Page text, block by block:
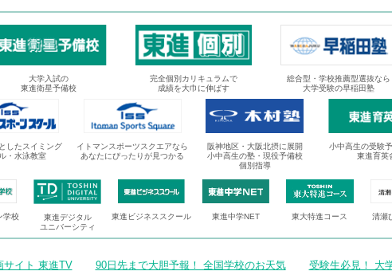
大学入試の
東進衛星予備校
完全個別カリキュラムで
成績を大巾に伸ばす
総合型・学校推薦型選抜なら
大学受験の早稲田塾
したスイミング
・水泳教室
イトマンスポーツスクエアなら
あなたにぴったりが見つかる
阪神地区・大阪北摂に展開
小中高生の塾・現役予備校
個別指導
小中高生の受験
東進育英
学校
東進デジタル
ユニバーシティ
東進ビジネススクール 東進中学NET 東大特進コース 清瀬
サイト 東進TV 90日先まで大胆予報！ 全国学校のお天気 受験生必見！ 大